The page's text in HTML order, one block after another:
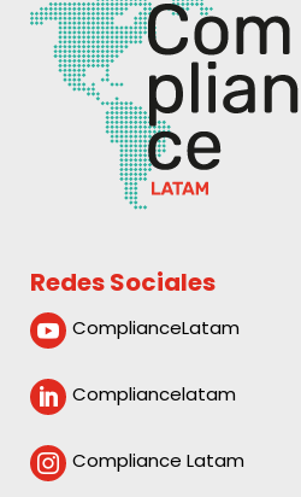
Redes Sociales
 ComplianceLatam
 Compliancelatam
 Compliance Latam